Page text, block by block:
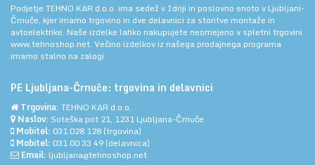
Podjetje TEHNO KAR d.o.o. ima sedež v Idriji in poslovno enoto v Ljubljani-
Črnuče, kjer imamo trgovino in dve delavnici za storitve montaže in
avtoelektrike. Naše izdelke lahko nakupujete neomejeno v spletni trgovini
www.tehnoshop.net. Večino izdelkov iz našega prodajnega programa
imamo stalno na zalogi.
PE Ljubljana-Črnuče: trgovina in delavnici
Trgovina: TEHNO KAR d.o.o.
Naslov: Soteška pot 21, 1231 Ljubljana-Črnuče
Mobitel: 031 028 128 (trgovina)
Mobitel: 031 00 33 49 (delavnica)
Email: ljubljana@tehnoshop.net